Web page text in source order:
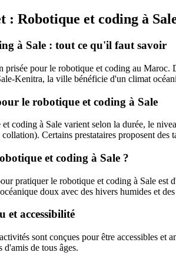
: Robotique et coding à
à Sale : tout ce qu'il faut savoir
prisée pour le robotique et coding au Maroc.
Kenitra, la ville bénéficie d'un climat
le robotique et coding à Sale
coding à Sale varient selon la durée, le
Certains prestataires proposent
et coding à Sale ?
pratiquer le robotique et coding à Sale
doux avec des hivers humides et des
et accessibilité
sont conçues pour être accessibles et
de tous âges.